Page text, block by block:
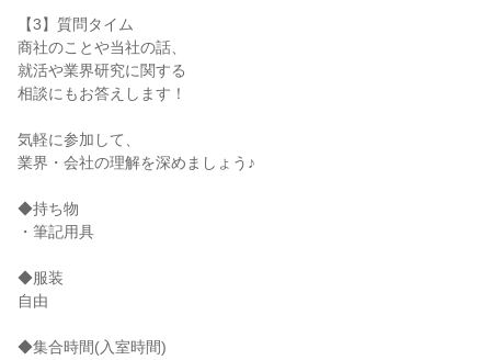
【3】質問タイム
商社のことや当社の話、
就活や業界研究に関する
相談にもお答えします！
気軽に参加して、
業界・会社の理解を深めましょう♪
◆持ち物
・筆記用具
◆服装
自由
◆集合時間(入室時間)